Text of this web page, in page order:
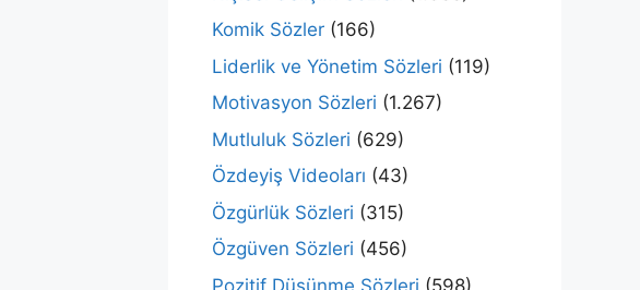
Komik Sözler (166)
Liderlik ve Yönetim Sözleri (119)
Motivasyon Sözleri (1.267)
Mutluluk Sözleri (629)
Özdeyiş Videoları (43)
Özgürlük Sözleri (315)
Özgüven Sözleri (456)
Pozitif Düşünme Sözleri (598)